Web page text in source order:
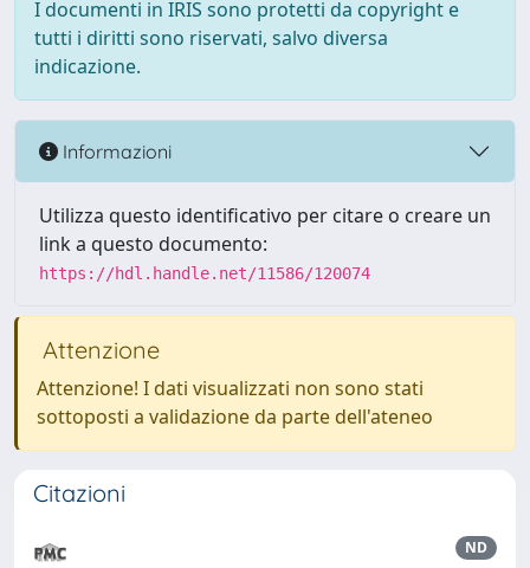
I documenti in IRIS sono protetti da copyright e
tutti i diritti sono riservati, salvo diversa
indicazione.
Informazioni
Utilizza questo identificativo per citare o creare un
link a questo documento:
https://hdl.handle.net/11586/120074
Attenzione
Attenzione! I dati visualizzati non sono stati
sottoposti a validazione da parte dell'ateneo
Citazioni
ND